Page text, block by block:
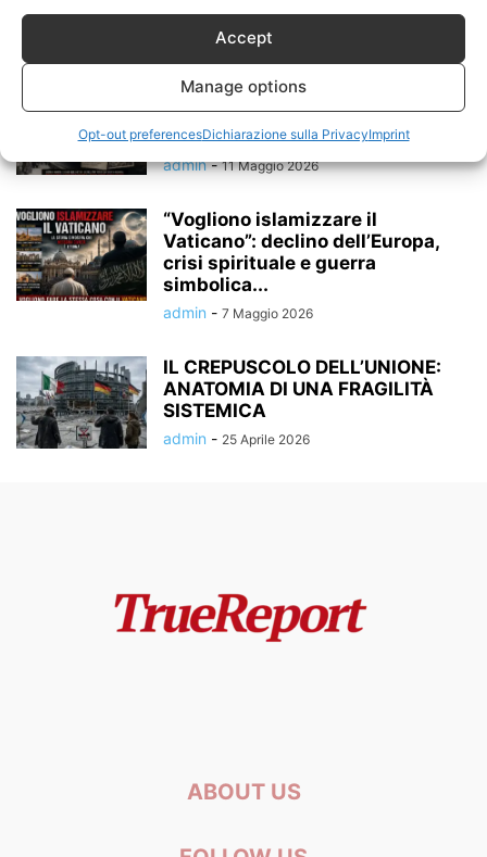
Accept
Manage options
Opt-out preferencesDichiarazione sulla PrivacyImprint
totalitarismo comunista
- 11 Maggio 2026
Foibe e Huda Jama: storia,
numeri reali, documenti e il
silenzio...
admin - 11 Maggio 2026
“Vogliono islamizzare il
Vaticano”: declino dell’Europa,
crisi spirituale e guerra
simbolica...
admin - 7 Maggio 2026
IL CREPUSCOLO DELL’UNIONE:
ANATOMIA DI UNA FRAGILITÀ
SISTEMICA
admin - 25 Aprile 2026
ABOUT US